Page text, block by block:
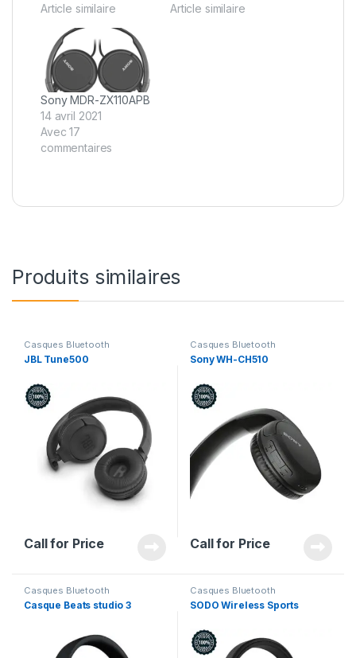
Article similaire
Article similaire
Sony MDR-ZX110APB
14 avril 2021
Avec 17
commentaires
Produits similaires
Casques Bluetooth
JBL Tune500
Call for Price
Casques Bluetooth
Sony WH-CH510
Call for Price
Casques Bluetooth
Casque Beats studio 3
Casques Bluetooth
SODO Wireless Sports